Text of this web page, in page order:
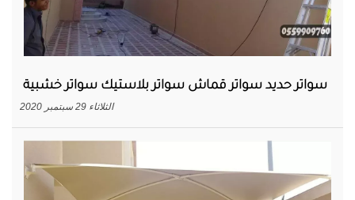
سواتر حديد سواتر قماش سواتر بلاستيك سواتر خشبية
الثلاثاء 29 سبتمبر 2020